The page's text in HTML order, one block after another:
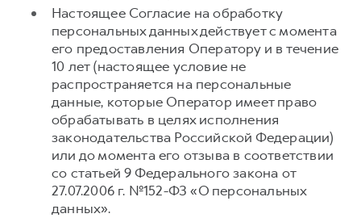
Настоящее Согласие на обработку
персональных данных действует с момента
его предоставления Оператору и в течение
10 лет (настоящее условие не
распространяется на персональные
данные, которые Оператор имеет право
обрабатывать в целях исполнения
законодательства Российской Федерации)
или до момента его отзыва в соответствии
со статьей 9 Федерального закона от
27.07.2006 г. №152-ФЗ «О персональных
данных».